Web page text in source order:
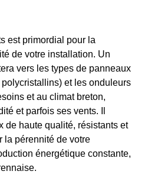
est primordial pour la
de votre installation. Un
vers les types de panneaux
et les onduleurs
et au climat breton,
et parfois ses vents. Il
de haute qualité, résistants et
la pérennité de votre
énergétique constante,